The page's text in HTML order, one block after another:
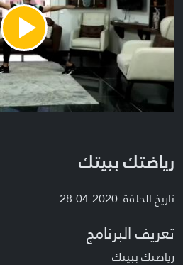
Play
Video
رياضتك ببيتك
تاريخ الحلقة: 2020-04-28
تعريف البرنامج
رياضتك ببيتك